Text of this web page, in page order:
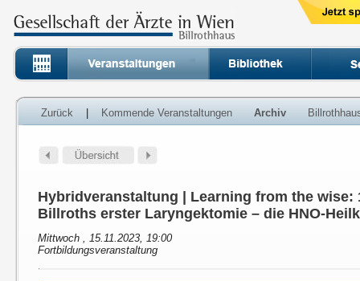
Zurück Kommende Veranstaltungen Archiv
Hybridveranstaltung | Learning from the wise:
Billroths erster Laryngektomie – die HNO-
Mittwoch , 15.11.2023, 19:00
Fortbildungsveranstaltung